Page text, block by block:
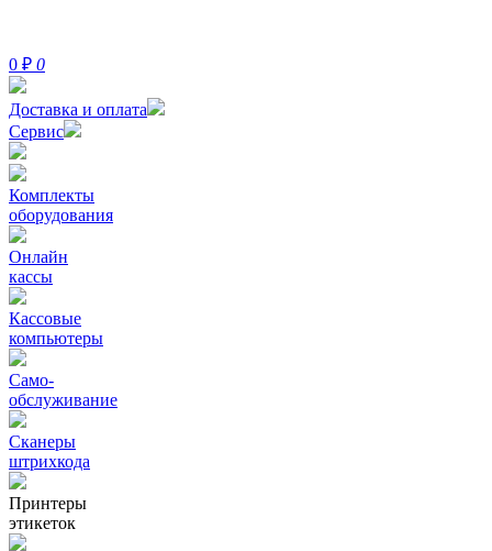
0 ₽ 0
Доставка и оплата
Сервис
Комплекты
оборудования
Онлайн
кассы
Кассовые
компьютеры
Само-
обслуживание
Сканеры
штрихкода
Принтеры
этикеток